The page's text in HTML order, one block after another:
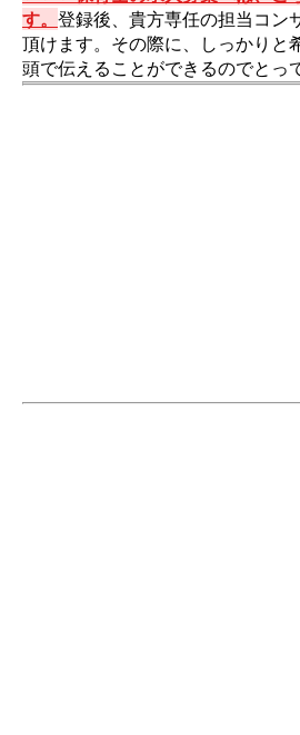
す。 登録後、貴方専任の担当コン
頂けます。その際に、しっかりと
頭で伝えることができるのでとっ